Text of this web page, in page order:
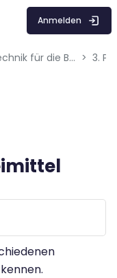
Anmelden
Verfahrenstechnik für die Bioökonomie 3.